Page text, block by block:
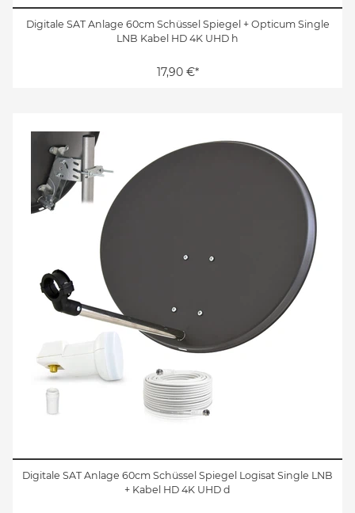
Digitale SAT Anlage 60cm Schüssel Spiegel + Opticum Single
LNB Kabel HD 4K UHD h
17,90 €*
Digitale SAT Anlage 60cm Schüssel Spiegel Logisat Single LNB
+ Kabel HD 4K UHD d